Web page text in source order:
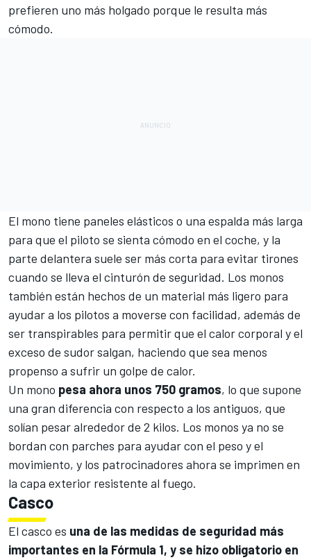
prefieren uno más holgado porque le resulta más
cómodo.
El mono tiene paneles elásticos o una espalda más larga
para que el piloto se sienta cómodo en el coche, y la
parte delantera suele ser más corta para evitar tirones
cuando se lleva el cinturón de seguridad. Los monos
también están hechos de un material más ligero para
ayudar a los pilotos a moverse con facilidad, además de
ser transpirables para permitir que el calor corporal y el
exceso de sudor salgan, haciendo que sea menos
propenso a sufrir un golpe de calor.
Un mono pesa ahora unos 750 gramos, lo que supone
una gran diferencia con respecto a los antiguos, que
solían pesar alrededor de 2 kilos. Los monos ya no se
bordan con parches para ayudar con el peso y el
movimiento, y los patrocinadores ahora se imprimen en
la capa exterior resistente al fuego.
Casco
El casco es una de las medidas de seguridad más
importantes en la Fórmula 1, y se hizo obligatorio en